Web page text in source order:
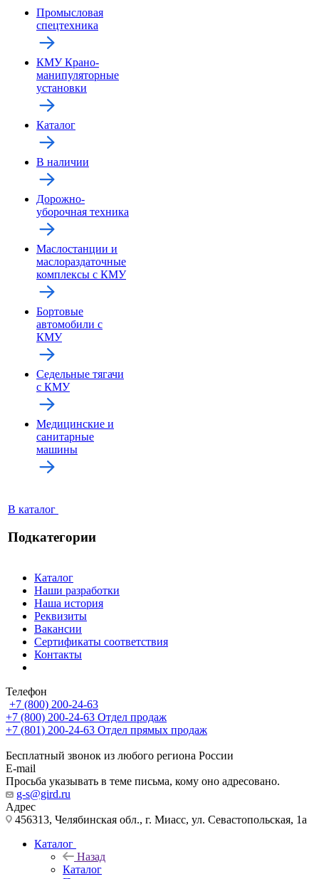
Промысловая
спецтехника
КМУ Крано-
манипуляторные
установки
Каталог
В наличии
Дорожно-
уборочная техника
Маслостанции и
маслораздаточные
комплексы с КМУ
Бортовые
автомобили с
КМУ
Седельные тягачи
с КМУ
Медицинские и
санитарные
машины
В каталог
Подкатегории
Каталог
Наши разработки
Наша история
Реквизиты
Вакансии
Сертификаты соответствия
Контакты
Телефон
+7 (800) 200-24-63
+7 (800) 200-24-63 Отдел продаж
+7 (801) 200-24-63 Отдел прямых продаж
Бесплатный звонок из любого региона России
E-mail
Просьба указывать в теме письма, кому оно адресовано.
g-s@gird.ru
Адрес
456313, Челябинская обл., г. Миасс, ул. Севастопольская, 1а
Каталог
Назад
Каталог